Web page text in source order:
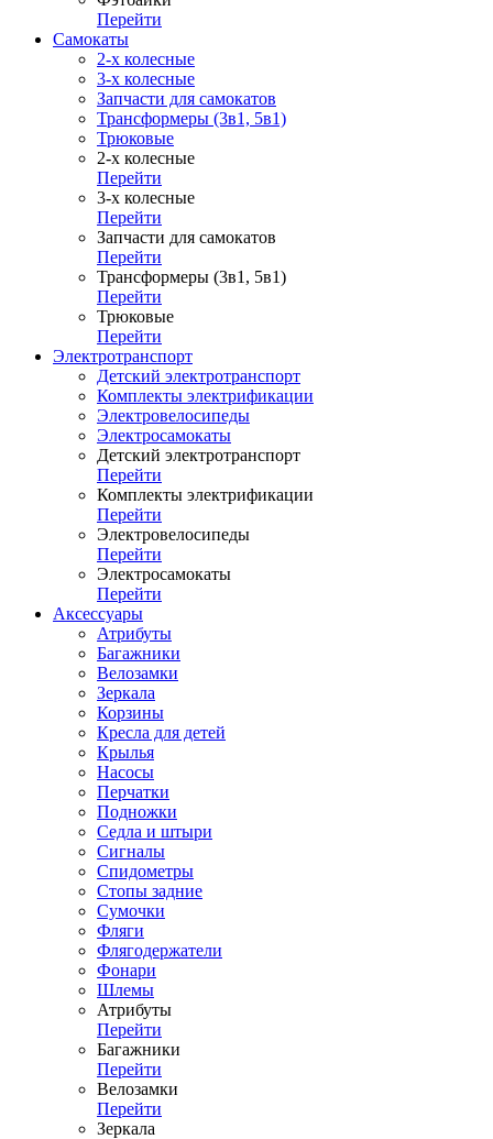
Перейти
Самокаты
2-х колесные
3-х колесные
Запчасти для самокатов
Трансформеры (3в1, 5в1)
Трюковые
2-х колесные
Перейти
3-х колесные
Перейти
Запчасти для самокатов
Перейти
Трансформеры (3в1, 5в1)
Перейти
Трюковые
Перейти
Электротранспорт
Детский электротранспорт
Комплекты электрификации
Электровелосипеды
Электросамокаты
Детский электротранспорт
Перейти
Комплекты электрификации
Перейти
Электровелосипеды
Перейти
Электросамокаты
Перейти
Аксессуары
Атрибуты
Багажники
Велозамки
Зеркала
Корзины
Кресла для детей
Крылья
Насосы
Перчатки
Подножки
Седла и штыри
Сигналы
Спидометры
Стопы задние
Сумочки
Фляги
Флягодержатели
Фонари
Шлемы
Атрибуты
Перейти
Багажники
Перейти
Велозамки
Перейти
Зеркала